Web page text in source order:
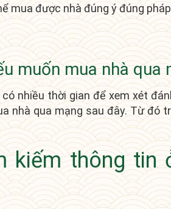
mua được nhà đúng ý đúng
muốn mua nhà qua
nhiều thời gian để xem xét
nhà qua mạng sau đây. Từ đó
kiếm thông tin